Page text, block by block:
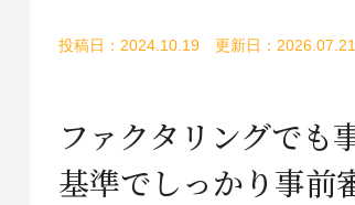
投稿日：2024.10.19 更新日：2026.07.21
ファクタリングでも
基準でしっかり事前